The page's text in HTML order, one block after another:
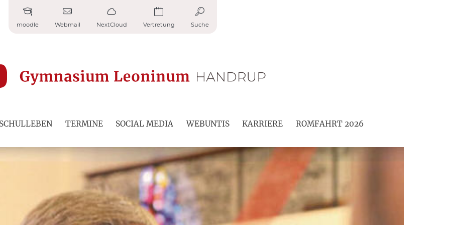
moodle Webmail NextCloud Vertretung Suche
SCHULLEBEN TERMINE SOCIAL MEDIA WEBUNTIS KARRIERE ROMFAHRT 2026